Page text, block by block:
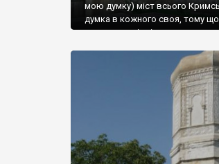
мою думку) міст всього
думка в кожного своя, тому
запрошую відвідати це